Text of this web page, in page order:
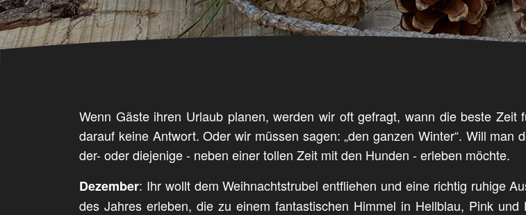
Wenn Gäste ihren Urlaub planen, werden wir oft gefragt, wann die beste
darauf keine Antwort. Oder wir müssen sagen: „den ganzen Winter“. Will
der- oder diejenige - neben einer tollen Zeit mit den Hunden - erleben möchte.
Dezember: Ihr wollt dem Weihnachtstrubel entfliehen und eine richtig ruhige
des Jahres erleben, die zu einem fantastischen Himmel in Hellblau, Pink